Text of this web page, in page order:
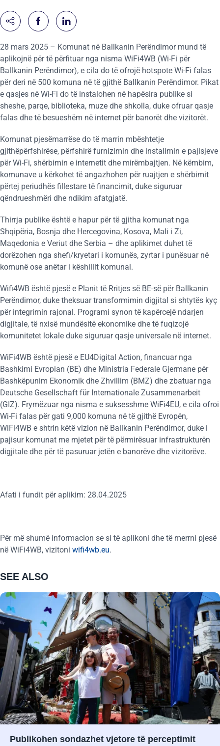
28 mars 2025 – Komunat në Ballkanin Perëndimor mund të
aplikojnë për të përfituar nga nisma WiFi4WB (Wi-Fi për
Ballkanin Perëndimor), e cila do të ofrojë hotspote Wi-Fi falas
për deri në 500 komuna në të gjithë Ballkanin Perëndimor. Pikat
e qasjes në Wi-Fi do të instalohen në hapësira publike si
sheshe, parqe, biblioteka, muze dhe shkolla, duke ofruar qasje
falas dhe të besueshëm në internet për banorët dhe vizitorët.
Komunat pjesëmarrëse do të marrin mbështetje
gjithëpërfshirëse, përfshirë furnizimin dhe instalimin e pajisjeve
për Wi-Fi, shërbimin e internetit dhe mirëmbajtjen. Në këmbim,
komunave u kërkohet të angazhohen për ruajtjen e shërbimit
përtej periudhës fillestare të financimit, duke siguruar
qëndrueshmëri dhe ndikim afatgjatë.
Thirrja publike është e hapur për të gjitha komunat nga
Shqipëria, Bosnja dhe Hercegovina, Kosova, Mali i Zi,
Maqedonia e Veriut dhe Serbia – dhe aplikimet duhet të
dorëzohen nga shefi/kryetari i komunës, zyrtar i punësuar në
komunë ose anëtar i këshillit komunal.
Wifi4WB është pjesë e Planit të Rritjes së BE-së për Ballkanin
Perëndimor, duke theksuar transformimin digjital si shtytës kyç
për integrimin rajonal. Programi synon të kapërcejë ndarjen
digjitale, të nxisë mundësitë ekonomike dhe të fuqizojë
komunitetet lokale duke siguruar qasje universale në internet.
WiFi4WB është pjesë e EU4Digital Action, financuar nga
Bashkimi Evropian (BE) dhe Ministria Federale Gjermane për
Bashkëpunim Ekonomik dhe Zhvillim (BMZ) dhe zbatuar nga
Deutsche Gesellschaft für Internationale Zusammenarbeit
(GIZ). Frymëzuar nga nisma e suksesshme WiFi4EU, e cila ofroi
Wi-Fi falas për gati 9,000 komuna në të gjithë Evropën,
WiFi4WB e shtrin këtë vizion në Ballkanin Perëndimor, duke i
pajisur komunat me mjetet për të përmirësuar infrastrukturën
digjitale dhe për të pasuruar jetën e banorëve dhe vizitorëve.
Afati i fundit për aplikim: 28.04.2025
Për më shumë informacion se si të aplikoni dhe të merrni pjesë
në WiFi4WB, vizitoni wifi4wb.eu.
SEE ALSO
Publikohen sondazhet vjetore të perceptimit